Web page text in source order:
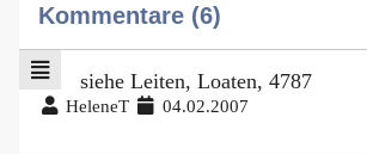
Kommentare (6)
siehe Leiten, Loaten, 4787
HeleneT 04.02.2007